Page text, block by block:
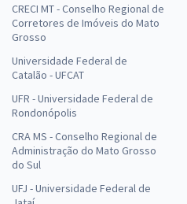
CRECI MT - Conselho Regional de
Corretores de Imóveis do Mato
Grosso
Universidade Federal de
Catalão - UFCAT
UFR - Universidade Federal de
Rondonópolis
CRA MS - Conselho Regional de
Administração do Mato Grosso
do Sul
UFJ - Universidade Federal de